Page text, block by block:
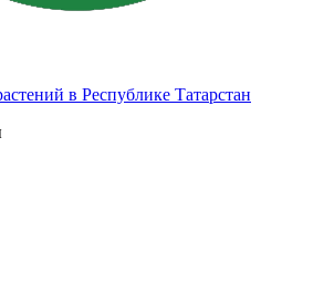
в Республике Татарстан